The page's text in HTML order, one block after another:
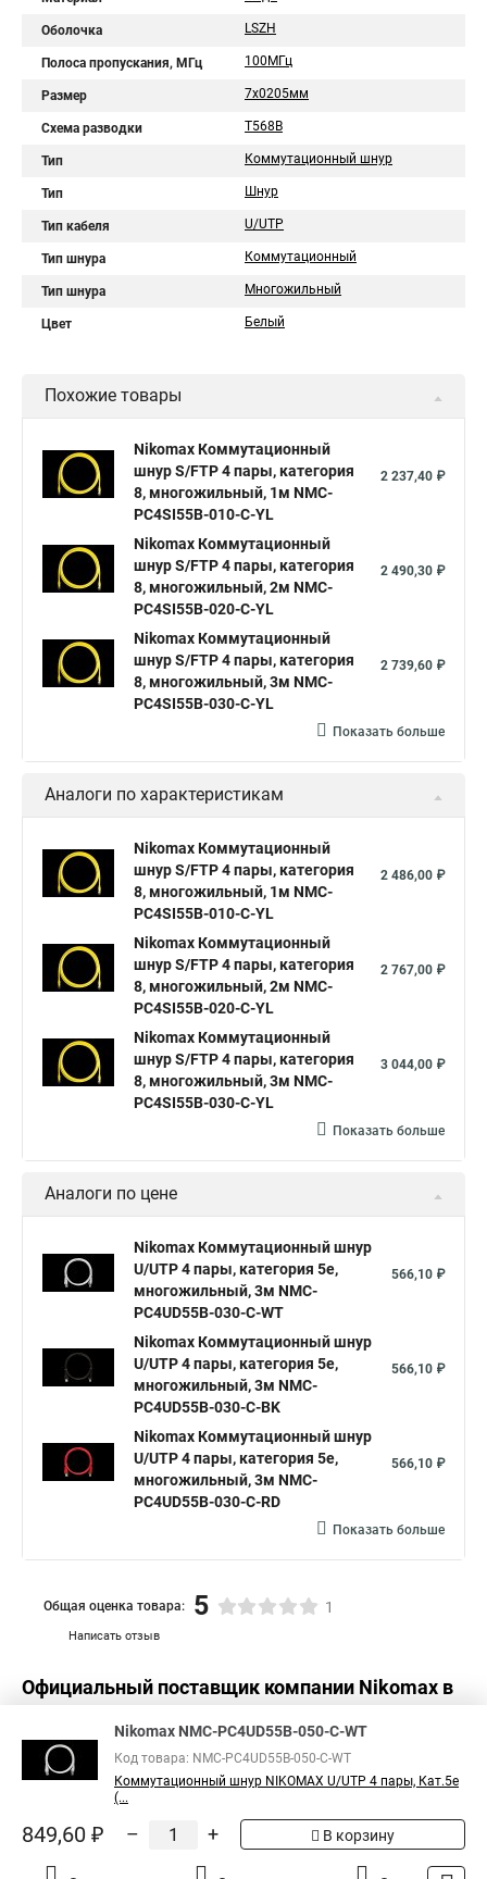
Оболочка LSZH
Полоса пропускания, МГц 100МГц
Размер 7х0205мм
Схема разводки T568B
Тип Коммутационный шнур
Тип Шнур
Тип кабеля U/UTP
Тип шнура Коммутационный
Тип шнура Многожильный
Цвет Белый
Похожие товары
Nikomax Коммутационный
шнур S/FTP 4 пары, категория
8, многожильный, 1м NMC-
PC4SI55B-010-C-YL
2 237,40 ₽
Nikomax Коммутационный
шнур S/FTP 4 пары, категория
8, многожильный, 2м NMC-
PC4SI55B-020-C-YL
2 490,30 ₽
Nikomax Коммутационный
шнур S/FTP 4 пары, категория
8, многожильный, 3м NMC-
PC4SI55B-030-C-YL
2 739,60 ₽
Показать больше
Аналоги по характеристикам
Nikomax Коммутационный
шнур S/FTP 4 пары, категория
8, многожильный, 1м NMC-
PC4SI55B-010-C-YL
2 486,00 ₽
Nikomax Коммутационный
шнур S/FTP 4 пары, категория
8, многожильный, 2м NMC-
PC4SI55B-020-C-YL
2 767,00 ₽
Nikomax Коммутационный
шнур S/FTP 4 пары, категория
8, многожильный, 3м NMC-
PC4SI55B-030-C-YL
3 044,00 ₽
Показать больше
Аналоги по цене
Nikomax Коммутационный шнур
U/UTP 4 пары, категория 5е,
многожильный, 3м NMC-
PC4UD55B-030-C-WT
566,10 ₽
Nikomax Коммутационный шнур
U/UTP 4 пары, категория 5е,
многожильный, 3м NMC-
PC4UD55B-030-C-BK
566,10 ₽
Nikomax Коммутационный шнур
U/UTP 4 пары, категория 5е,
многожильный, 3м NMC-
PC4UD55B-030-C-RD
566,10 ₽
Показать больше
Написать отзыв
Общая оценка товара: 5 1
Официальный поставщик компании Nikomax в
Nikomax NMC-PC4UD55B-050-C-WT
Код товара: NMC-PC4UD55B-050-C-WT
Коммутационный шнур NIKOMAX U/UTP 4 пары, Кат.5е
(...
849,60 ₽ – + В корзину